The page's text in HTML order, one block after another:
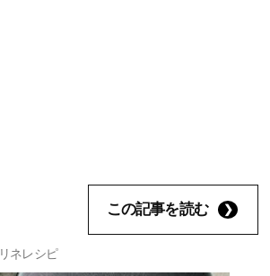
この記事を読む
ネレシピ